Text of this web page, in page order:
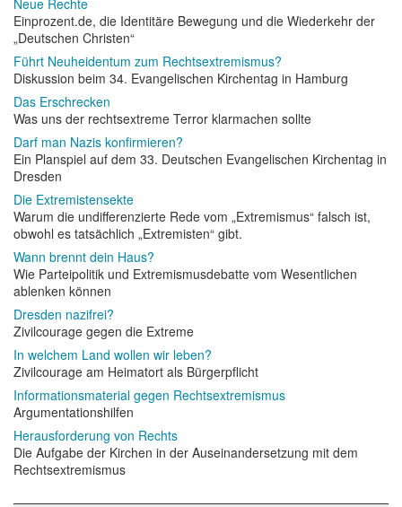
Neue Rechte
Einprozent.de, die Identitäre Bewegung und die Wiederkehr der
„Deutschen Christen“
Führt Neuheidentum zum Rechtsextremismus?
Diskussion beim 34. Evangelischen Kirchentag in Hamburg
Das Erschrecken
Was uns der rechtsextreme Terror klarmachen sollte
Darf man Nazis konfirmieren?
Ein Planspiel auf dem 33. Deutschen Evangelischen Kirchentag in
Dresden
Die Extremistensekte
Warum die undifferenzierte Rede vom „Extremismus“ falsch ist,
obwohl es tatsächlich „Extremisten“ gibt.
Wann brennt dein Haus?
Wie Parteipolitik und Extremismusdebatte vom Wesentlichen
ablenken können
Dresden nazifrei?
Zivilcourage gegen die Extreme
In welchem Land wollen wir leben?
Zivilcourage am Heimatort als Bürgerpflicht
Informationsmaterial gegen Rechtsextremismus
Argumentationshilfen
Herausforderung von Rechts
Die Aufgabe der Kirchen in der Auseinandersetzung mit dem
Rechtsextremismus